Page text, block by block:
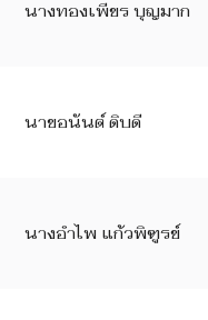
นางทองเพียร บุญมาก
นายอนันต์ ดิบดี
นางอำไพ แก้วพิฑูรย์